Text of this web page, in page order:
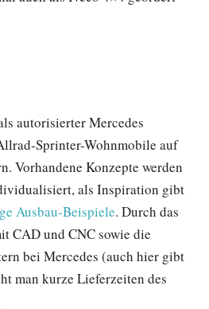
autorisierter Mercedes
Sprinter-Wohnmobile auf
Vorhandene Konzepte werden
als Inspiration gibt
Ausbau-Beispiele. Durch das
CAD und CNC sowie die
bei Mercedes (auch hier gibt
man kurze Lieferzeiten des